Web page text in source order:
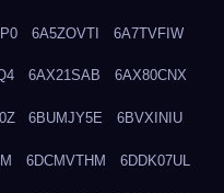
6A5ZOVTI 6A7TVFIW
6AX21SAB 6AX80CNX
6BUMJY5E 6BVXINIU
6DCMVTHM 6DDK07UL